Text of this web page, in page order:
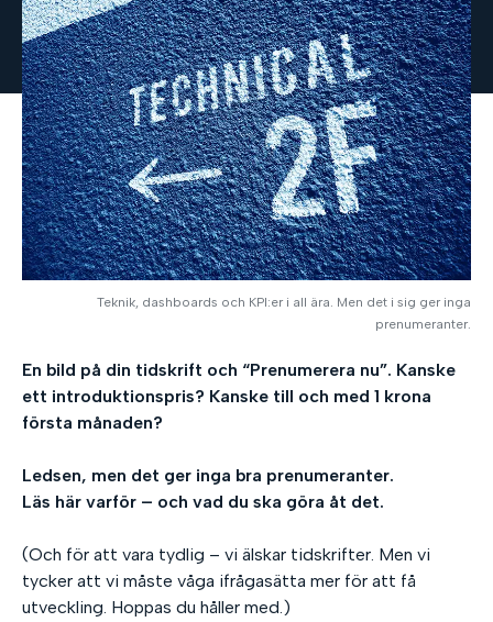
Teknik, dashboards och KPI:er i all ära. Men det i sig ger inga
prenumeranter.
En bild på din tidskrift och “Prenumerera nu”. Kanske
ett introduktionspris? Kanske till och med 1 krona
första månaden?
Ledsen, men det ger inga bra prenumeranter.
Läs här varför – och vad du ska göra åt det.
(Och för att vara tydlig – vi älskar tidskrifter. Men vi
tycker att vi måste våga ifrågasätta mer för att få
utveckling. Hoppas du håller med.)